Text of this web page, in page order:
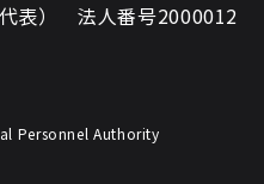
表） 法人番号2000012
Personnel Authority